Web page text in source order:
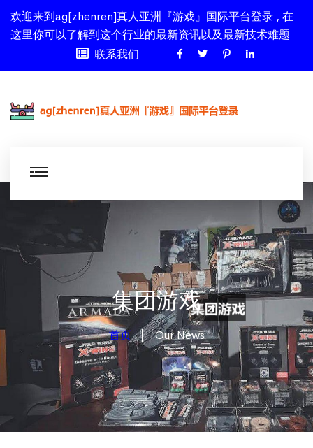
欢迎来到ag[zhenren]真人亚洲『游戏』国际平台登录 , 在
这里你可以了解到这个行业的最新资讯以及最新技术难题
联系我们
集团游戏
首页 Our News